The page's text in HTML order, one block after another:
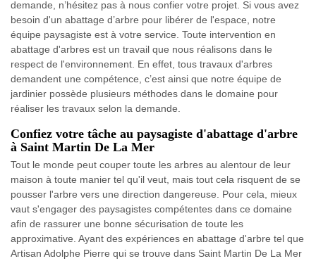
demande, n’hésitez pas à nous confier votre projet. Si vous avez
besoin d'un abattage d’arbre pour libérer de l'espace, notre
équipe paysagiste est à votre service. Toute intervention en
abattage d'arbres est un travail que nous réalisons dans le
respect de l'environnement. En effet, tous travaux d'arbres
demandent une compétence, c’est ainsi que notre équipe de
jardinier possède plusieurs méthodes dans le domaine pour
réaliser les travaux selon la demande.
Confiez votre tâche au paysagiste d'abattage d'arbre
à Saint Martin De La Mer
Tout le monde peut couper toute les arbres au alentour de leur
maison à toute manier tel qu'il veut, mais tout cela risquent de se
pousser l'arbre vers une direction dangereuse. Pour cela, mieux
vaut s'engager des paysagistes compétentes dans ce domaine
afin de rassurer une bonne sécurisation de toute les
approximative. Ayant des expériences en abattage d'arbre tel que
Artisan Adolphe Pierre qui se trouve dans Saint Martin De La Mer